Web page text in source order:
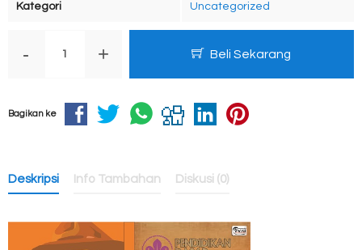
Kategori Uncategorized
- + Beli Sekarang
Bagikan ke
Deskripsi Info Tambahan Diskusi (0)